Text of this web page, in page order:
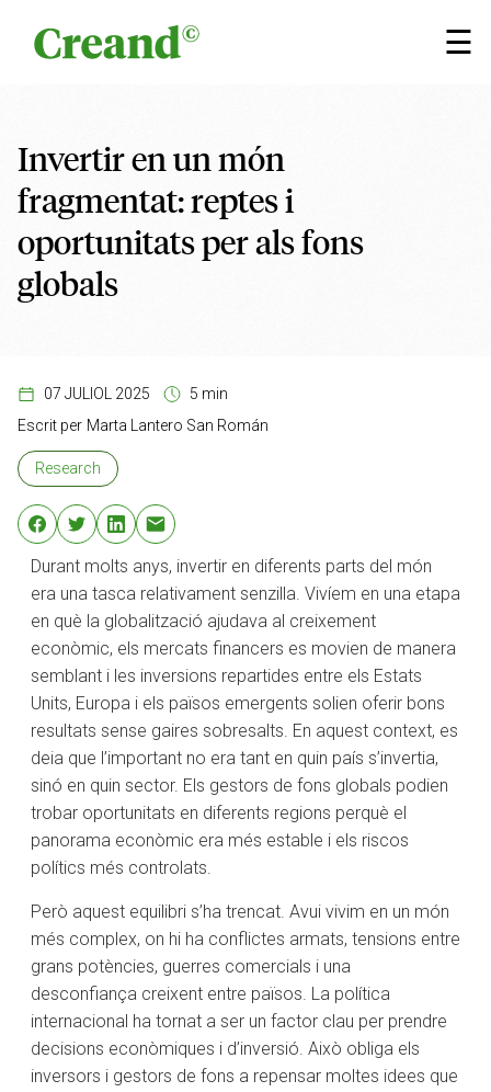
☰
×
Invertir en un món
fragmentat: reptes i
oportunitats per als fons
globals
07 JULIOL 2025
5 min
Escrit per Marta Lantero San Román
Research
Durant molts anys, invertir en diferents parts del món
era una tasca relativament senzilla. Vivíem en una etapa
en què la globalització ajudava al creixement
econòmic, els mercats financers es movien de manera
semblant i les inversions repartides entre els Estats
Units, Europa i els països emergents solien oferir bons
resultats sense gaires sobresalts. En aquest context, es
deia que l’important no era tant en quin país s’invertia,
sinó en quin sector. Els gestors de fons globals podien
trobar oportunitats en diferents regions perquè el
panorama econòmic era més estable i els riscos
polítics més controlats.
Però aquest equilibri s’ha trencat. Avui vivim en un món
més complex, on hi ha conflictes armats, tensions entre
grans potències, guerres comercials i una
desconfiança creixent entre països. La política
internacional ha tornat a ser un factor clau per prendre
decisions econòmiques i d’inversió. Això obliga els
inversors i gestors de fons a repensar moltes idees que